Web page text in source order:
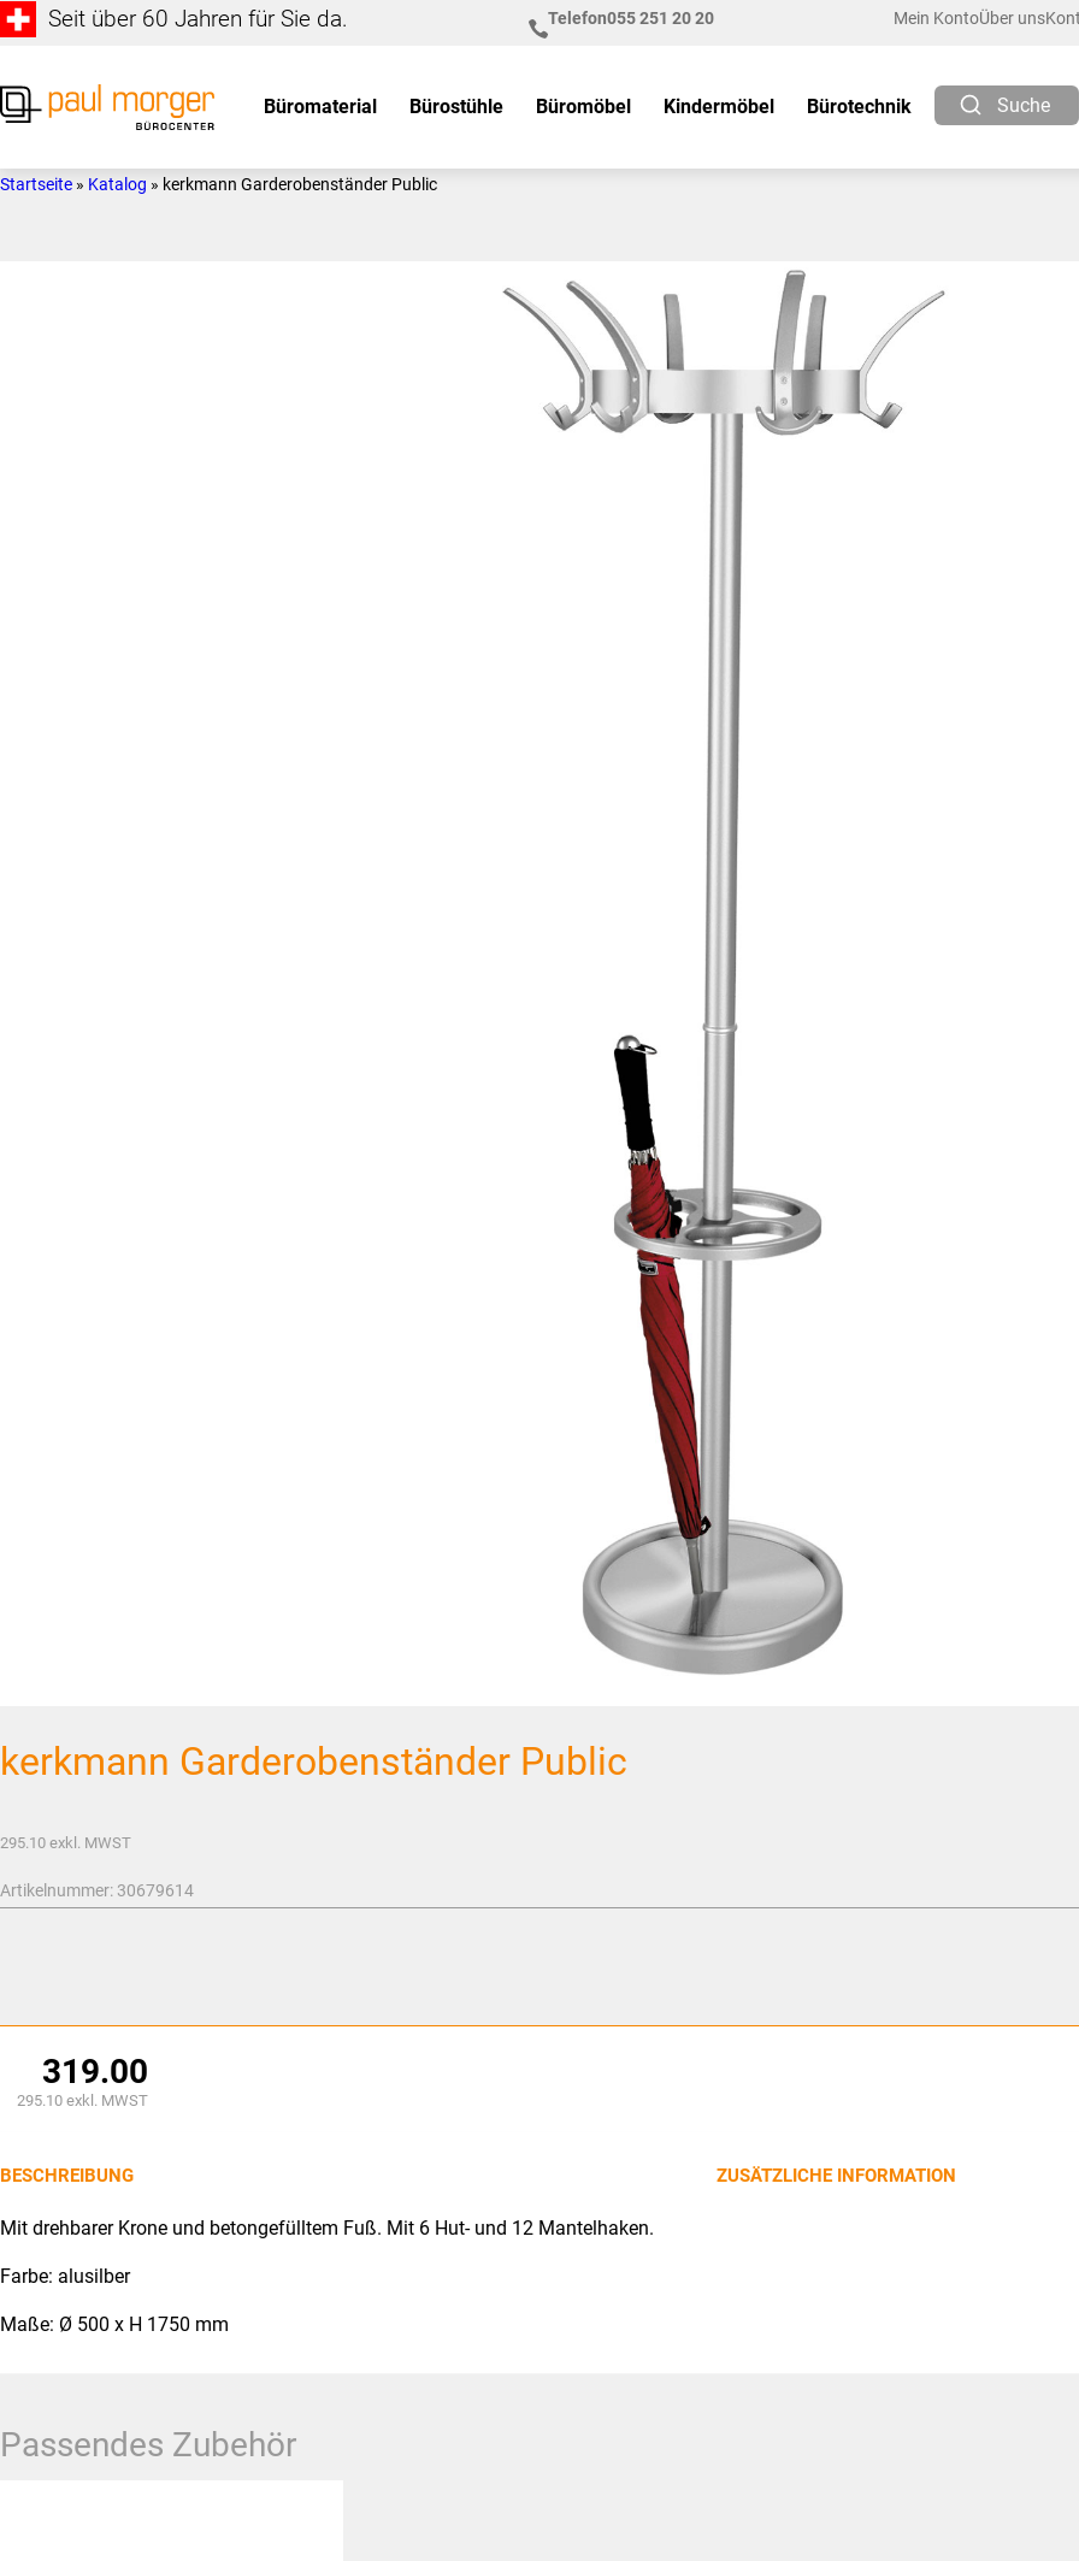
Zur
springen
Skip
main
Seit über 60 Jahren für Sie da. Telefon055 251 20 20 Mein KontoÜber uns
Morger
individuell
Büromaterial Bürostühle Büromöbel Kindermöbel Bürotechnik Suche
Startseite » Katalog » kerkmann Garderobenständer Public
kerkmann Garderobenständer Public
295.10 exkl. MWST
Artikelnummer: 30679614
319.00
295.10 exkl. MWST
BESCHREIBUNG
Mit drehbarer Krone und betongefülltem Fuß. Mit 6 Hut- und 12 Mantelhaken.
Farbe: alusilber
Maße: Ø 500 x H 1750 mm
ZUSÄTZLICHE INFORMATION
Passendes Zubehör